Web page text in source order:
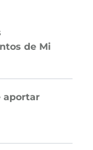
de Mi
aportar